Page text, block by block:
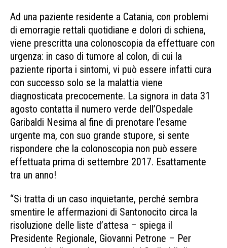
Ad una paziente residente a Catania, con problemi
di emorragie rettali quotidiane e dolori di schiena,
viene prescritta una colonoscopia da effettuare con
urgenza: in caso di tumore al colon, di cui la
paziente riporta i sintomi, vi può essere infatti cura
con successo solo se la malattia viene
diagnosticata precocemente. La signora in data 31
agosto contatta il numero verde dell’Ospedale
Garibaldi Nesima al fine di prenotare l’esame
urgente ma, con suo grande stupore, si sente
rispondere che la colonoscopia non può essere
effettuata prima di settembre 2017. Esattamente
tra un anno!
“Si tratta di un caso inquietante, perché sembra
smentire le affermazioni di Santonocito circa la
risoluzione delle liste d’attesa – spiega il
Presidente Regionale, Giovanni Petrone – Per